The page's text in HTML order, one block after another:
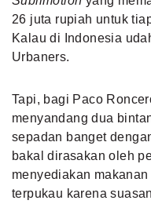
26 juta rupiah untuk
Kalau di Indonesia
Urbaners.
Tapi, bagi Paco
menyandang dua
sepadan banget
bakal dirasakan oleh
menyediakan
terpukau karena